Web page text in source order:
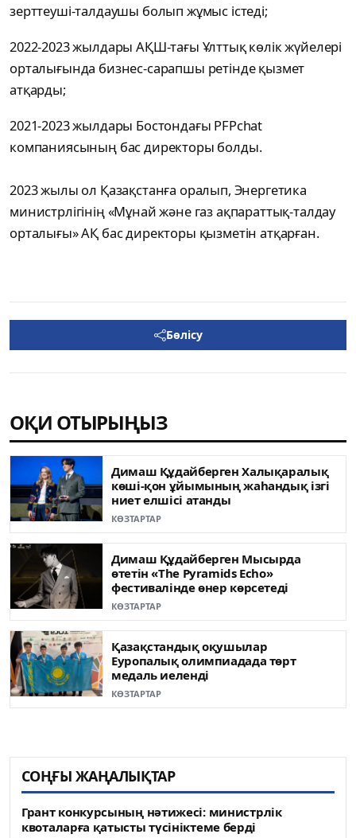
зерттеуші-талдаушы болып жұмыс істеді;
2022-2023 жылдары АҚШ-тағы Ұлттық көлік жүйелері
орталығында бизнес-сарапшы ретінде қызмет
атқарды;
2021-2023 жылдары Бостондағы PFPchat
компаниясының бас директоры болды.
2023 жылы ол Қазақстанға оралып, Энергетика
министрлігінің «Мұнай және газ ақпараттық-талдау
орталығы» АҚ бас директоры қызметін атқарған.
Бөлісу
ОҚИ ОТЫРЫҢЫЗ
Димаш Құдайберген Халықаралық
көші-қон ұйымының жаһандық ізгі
ниет елшісі атанды
КӨЗТАРТАР
Димаш Құдайберген Мысырда
өтетін «The Pyramids Echo»
фестивалінде өнер көрсетеді
КӨЗТАРТАР
Қазақстандық оқушылар
Еуропалық олимпиадада төрт
медаль иеленді
КӨЗТАРТАР
СОҢҒЫ ЖАҢАЛЫҚТАР
Грант конкурсының нәтижесі: министрлік
квоталарға қатысты түсініктеме берді